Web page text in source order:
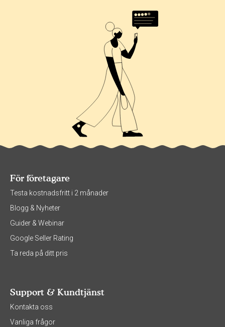
För företagare
Testa kostnadsfritt i 2 månader
Blogg & Nyheter
Guider & Webinar
Google Seller Rating
Ta reda på ditt pris
Support & Kundtjänst
Kontakta oss
Vanliga frågor